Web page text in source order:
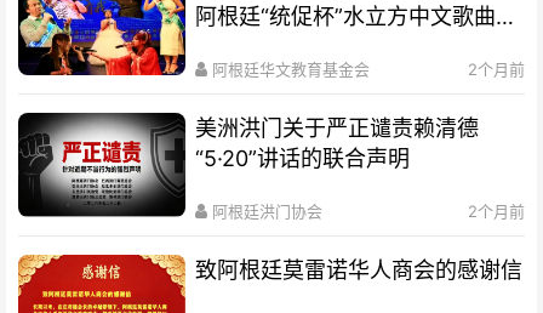
阿根廷“统促杯”水立方中文歌曲大
阿根廷华文教育基金会 2个月前
美洲洪门关于严正谴责赖清德
“5·20”讲话的联合声明
阿根廷洪门协会 2个月前
致阿根廷莫雷诺华人商会的感谢信